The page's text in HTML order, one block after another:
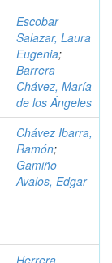
Escobar
Salazar, Laura
Eugenia;
Barrera
Chávez, María
de los Ángeles
Chávez Ibarra,
Ramón;
Gamiño
Avalos, Edgar
Herrera